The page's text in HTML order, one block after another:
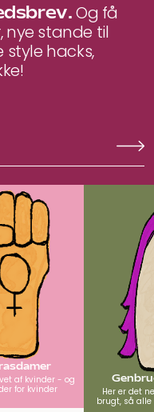
Og få
nye stande til
hacks,
af kvinder - og
for kvinder
Her er det
brugt, så